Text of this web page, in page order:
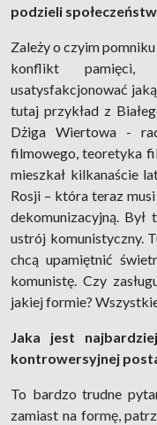
podzieli
Zależy o czyim
konflikt pamięci,
usatysfakcjonować
tutaj przykład z
Dżiga Wiertowa -
filmowego, teoretyka
mieszkał kilkanaście
Rosji – która teraz
dekomunizacyjną.
ustrój komunistyczny.
chcą upamiętnić
komunistę. Czy
jakiej formie?
Jaka jest
kontrowersyjnej
To bardzo trudne
zamiast na formę,